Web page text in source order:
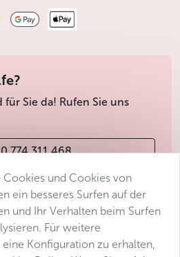
für Sie da! Rufen Sie uns
774 311 468
prague.cz
und Cookies von
ein besseres Surfen auf der
und Ihr Verhalten beim Surfen
Für weitere
Konfiguration zu erhalten,